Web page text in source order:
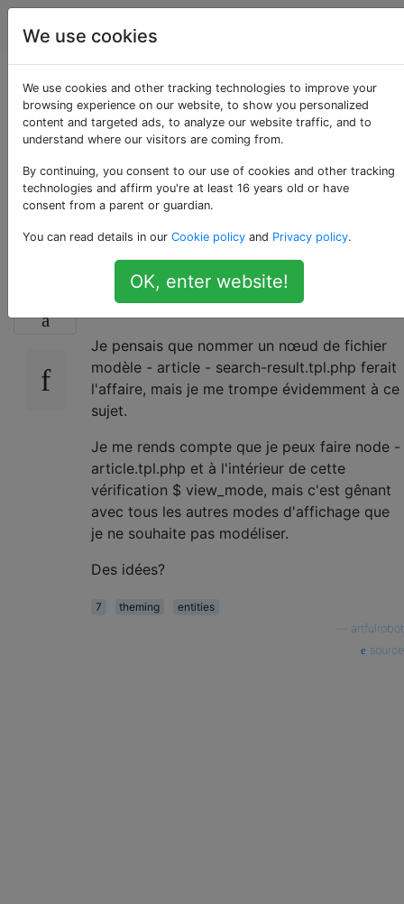
Drupal
Comment fournir un
modèle pour un
mode d'affichage
particulier?
Je souhaite thématiser le mode d'affichage
des résultats de recherche avec un modèle.
Je pensais que nommer un nœud de fichier
modèle - article - search-result.tpl.php ferait
l'affaire, mais je me trompe évidemment à ce
sujet.
Je me rends compte que je peux faire node -
article.tpl.php et à l'intérieur de cette
vérification $ view_mode, mais c'est gênant
avec tous les autres modes d'affichage que
je ne souhaite pas modéliser.
Des idées?
7 theming
entities
artfulrobot
source
We use cookies
We use cookies and other tracking technologies to improve your
browsing experience on our website, to show you personalized
content and targeted ads, to analyze our website traffic, and to
understand where our visitors are coming from.
By continuing, you consent to our use of cookies and other tracking
technologies and affirm you're at least 16 years old or have
consent from a parent or guardian.
You can read details in our Cookie policy and Privacy policy.
OK, enter website!